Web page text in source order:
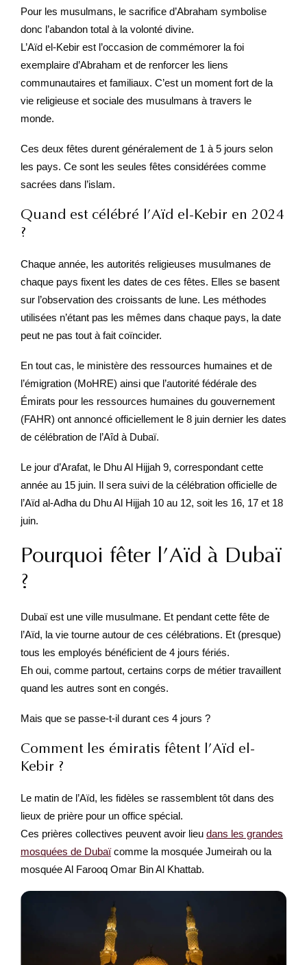
Pour les musulmans, le sacrifice d’Abraham symbolise
donc l’abandon total à la volonté divine.
L’Aïd el-Kebir est l’occasion de commémorer la foi
exemplaire d’Abraham et de renforcer les liens
communautaires et familiaux. C’est un moment fort de la
vie religieuse et sociale des musulmans à travers le
monde.
Ces deux fêtes durent généralement de 1 à 5 jours selon
les pays. Ce sont les seules fêtes considérées comme
sacrées dans l’islam.
Quand est célébré l’Aïd el-Kebir en 2024
?
Chaque année, les autorités religieuses musulmanes de
chaque pays fixent les dates de ces fêtes. Elles se basent
sur l’observation des croissants de lune. Les méthodes
utilisées n’étant pas les mêmes dans chaque pays, la date
peut ne pas tout à fait coïncider.
En tout cas, le ministère des ressources humaines et de
l’émigration (MoHRE) ainsi que l’autorité fédérale des
Émirats pour les ressources humaines du gouvernement
(FAHR) ont annoncé officiellement le 8 juin dernier les dates
de célébration de l’Aîd à Dubaï.
Le jour d’Arafat, le Dhu Al Hijjah 9, correspondant cette
année au 15 juin. Il sera suivi de la célébration officielle de
l’Aïd al-Adha du Dhu Al Hijjah 10 au 12, soit les 16, 17 et 18
juin.
Pourquoi fêter l’Aïd à Dubaï
?
Dubaï est une ville musulmane. Et pendant cette fête de
l’Aïd, la vie tourne autour de ces célébrations. Et (presque)
tous les employés bénéficient de 4 jours fériés.
Eh oui, comme partout, certains corps de métier travaillent
quand les autres sont en congés.
Mais que se passe-t-il durant ces 4 jours ?
Comment les émiratis fêtent l’Aïd el-
Kebir ?
Le matin de l’Aïd, les fidèles se rassemblent tôt dans des
lieux de prière pour un office spécial.
Ces prières collectives peuvent avoir lieu dans les grandes
mosquées de Dubaïcomme la mosquée Jumeirah ou la
mosquée Al Farooq Omar Bin Al Khattab.